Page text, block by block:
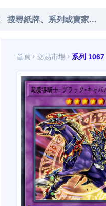
首頁 chevron_right 交易市場 chevron_right 系列 1067